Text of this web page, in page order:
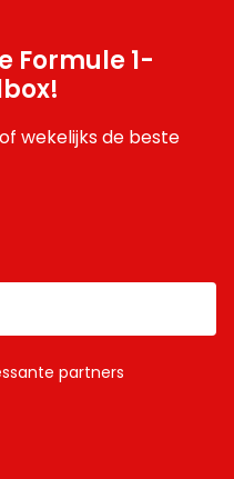
Formule 1-
wekelijks de beste
partners